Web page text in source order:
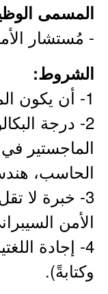
المسمى
- مُستشار
الشروط:
1- أن يكون المتقدم سعودي الجنسية.
2- درجة
الماجستير
الحاسب،
الأمن
4- إجادة
وكتابةً).